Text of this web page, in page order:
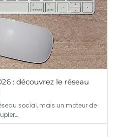
: découvrez le réseau
social, mais un moteur de